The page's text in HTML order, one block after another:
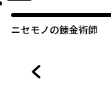
ニセモノの錬金術師